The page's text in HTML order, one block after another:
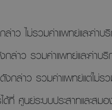
าว ไม่รวมค่าแพทย์และค่าบ
ล่าว รวมค่าแพทย์และค่าบริ
กล่าว รวมค่าแพทย์แต่ไม่ร
ด้ที่ ศูนย์ระบบประสาทแล